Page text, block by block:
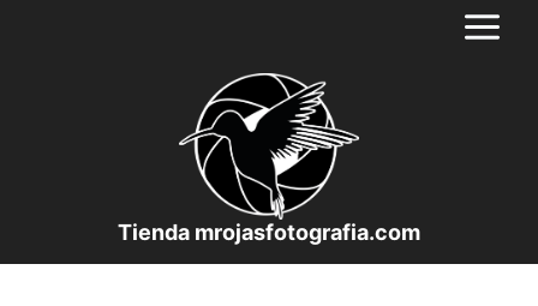
Tienda mrojasfotografia.com